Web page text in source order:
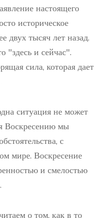
настоящего
историческое
двух тысяч лет назад.
"здесь и сейчас".
сила, которая дает
ситуация не может
Воскресению мы
с
мире. Воскресение
и смелостью
о том, как в то